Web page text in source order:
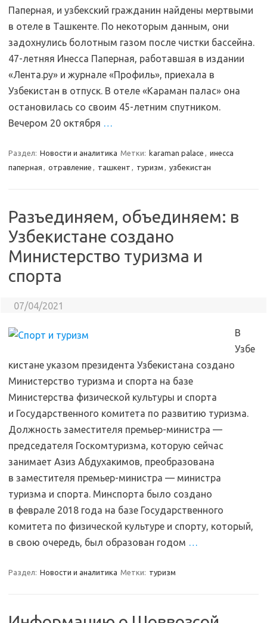
Паперная, и узбекский гражданин найдены мертвыми
в отеле в Ташкенте. По некоторым данным, они
задохнулись болотным газом после чистки бассейна.
47-летняя Инесса Паперная, работавшая в издании
«Лента.ру» и журнале «Профиль», приехала в
Узбекистан в отпуск. В отеле «Караман палас» она
остановилась со своим 45-летним спутником.
Вечером 20 октября …
Раздел: Новости и аналитика Метки: karaman palace , инесса
паперная , отравление , ташкент , туризм , узбекистан
Разъединяем, объединяем: в
Узбекистане создано
Министерство туризма и
спорта
07/04/2021
В
Узбе
кистане указом президента Узбекистана создано
Министерство туризма и спорта на базе
Министерства физической культуры и спорта
и Государственного комитета по развитию туризма.
Должность заместителя премьер-министра —
председателя Госкомтуризма, которую сейчас
занимает Азиз Абдухакимов, преобразована
в заместителя премьер-министра — министра
туризма и спорта. Минспорта было создано
в феврале 2018 года на базе Государственного
комитета по физической культуре и спорту, который,
в свою очередь, был образован годом …
Раздел: Новости и аналитика Метки: туризм